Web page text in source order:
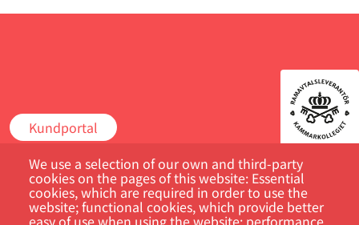
Kundportal
Sök
We use a selection of our own and third-party
cookies on the pages of this website: Essential
cookies, which are required in order to use the
website; functional cookies, which provide better